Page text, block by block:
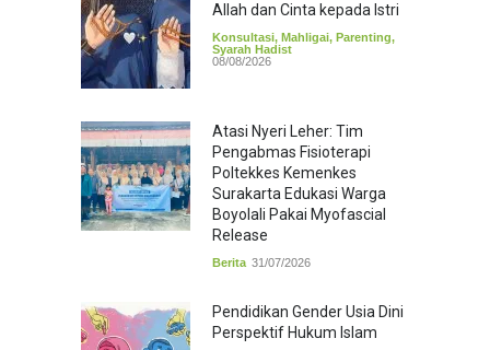
Allah dan Cinta kepada Istri
Konsultasi, Mahligai, Parenting,
Syarah Hadist
08/08/2026
Atasi Nyeri Leher: Tim
Pengabmas Fisioterapi
Poltekkes Kemenkes
Surakarta Edukasi Warga
Boyolali Pakai Myofascial
Release
Berita 31/07/2026
Pendidikan Gender Usia Dini
Perspektif Hukum Islam